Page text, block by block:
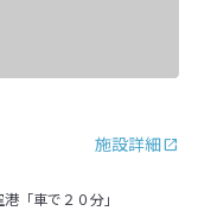
施設詳細
「車で２０分」